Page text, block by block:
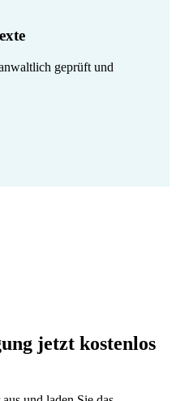
geprüft und
jetzt kostenlos